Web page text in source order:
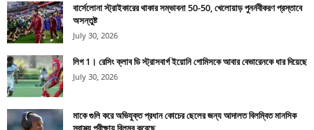
বার্সেলোনা স্ট্রাইকারের থাকার সম্ভাবনা 50-50, খেলোয়াড় পুনর্নবীকরণ প্রস্তাবে
অসন্তুষ্ট
July 30, 2026
লিগ 1। রেসিং ক্লাব ডি স্ট্রাসবার্গ ইয়োনি গোমিসকে আবার বেভারেনকে ধার দিয়েছে
July 30, 2026
মাকে গুলি করে অভিযুক্ত প্রধান কোচের ছেলের জন্য আদালত বিলম্বিত মানসিক